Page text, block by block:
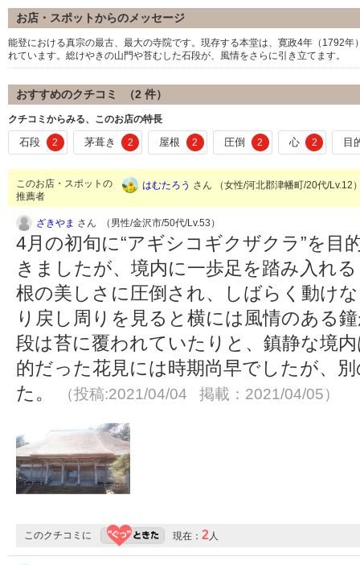
お店・スポットからのメッセージ
能登における真宗の最古、最大の寺院です。現存する本堂は、寛政4年（1792
れています。総けやきの山門や苔むした石段が、風情をさらに引き立てます。
おすすめのクチコミ （2 件）
クチコミからみる、このお店の特長
石段 2 茅葺き 2 屋根 2 圧倒 2 心 2 目
このお店・スポットの
推薦者
はむたろう さん （女性/河北郡津幡町/20代/Lv.12
ざきやま さん （男性/金沢市/50代/Lv.53）
4月の初旬に“アギシコギクザクラ”を目
きましたが、境内に一歩足を踏み入れ
根の美しさに圧倒され、しばらく動け
り戻し周りを見ると横には風情のある
段は苔に覆われていたりと、鎮静な境
的だった花見には時期尚早でしたが、
た。
（投稿:2021/04/04 掲載：2021/04/05）
このクチコミに 現在： 2 人